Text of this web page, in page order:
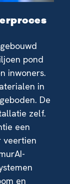
pond
inwoners.
in
De
zelf.
een
veertien
en